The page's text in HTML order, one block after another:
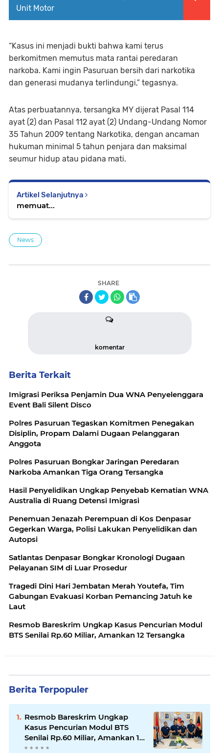
Unit Motor
“Kasus ini menjadi bukti bahwa kami terus
berkomitmen memutus mata rantai peredaran
narkoba. Kami ingin Pasuruan bersih dari narkotika
dan generasi mudanya terlindungi,” tegasnya.
Atas perbuatannya, tersangka MY dijerat Pasal 114
ayat (2) dan Pasal 112 ayat (2) Undang-Undang Nomor
35 Tahun 2009 tentang Narkotika, dengan ancaman
hukuman minimal 5 tahun penjara dan maksimal
seumur hidup atau pidana mati.
Artikel Selanjutnya
memuat...
News
SHARE
komentar
Berita Terkait
Imigrasi Periksa Penjamin Dua WNA Penyelenggara
Event Bali Silent Disco
Polres Pasuruan Tegaskan Komitmen Penegakan
Disiplin, Propam Dalami Dugaan Pelanggaran
Anggota
Polres Pasuruan Bongkar Jaringan Peredaran
Narkoba Amankan Tiga Orang Tersangka
Hasil Penyelidikan Ungkap Penyebab Kematian WNA
Australia di Ruang Detensi Imigrasi
Penemuan Jenazah Perempuan di Kos Denpasar
Gegerkan Warga, Polisi Lakukan Penyelidikan dan
Autopsi
Satlantas Denpasar Bongkar Kronologi Dugaan
Pelayanan SIM di Luar Prosedur
Tragedi Dini Hari Jembatan Merah Youtefa, Tim
Gabungan Evakuasi Korban Pemancing Jatuh ke
Laut
Resmob Bareskrim Ungkap Kasus Pencurian Modul
BTS Senilai Rp.60 Miliar, Amankan 12 Tersangka
Berita Terpopuler
Resmob Bareskrim Ungkap
Kasus Pencurian Modul BTS
Senilai Rp.60 Miliar, Amankan 12
Tersangka